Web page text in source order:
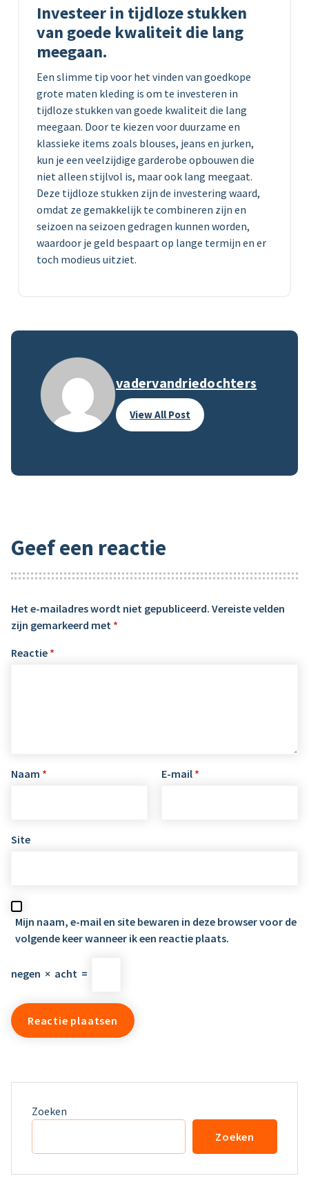
Investeer in tijdloze stukken
van goede kwaliteit die lang
meegaan.
Een slimme tip voor het vinden van goedkope
grote maten kleding is om te investeren in
tijdloze stukken van goede kwaliteit die lang
meegaan. Door te kiezen voor duurzame en
klassieke items zoals blouses, jeans en jurken,
kun je een veelzijdige garderobe opbouwen die
niet alleen stijlvol is, maar ook lang meegaat.
Deze tijdloze stukken zijn de investering waard,
omdat ze gemakkelijk te combineren zijn en
seizoen na seizoen gedragen kunnen worden,
waardoor je geld bespaart op lange termijn en er
toch modieus uitziet.
vadervandriedochters
View All Post
Geef een reactie
Het e-mailadres wordt niet gepubliceerd. Vereiste velden
zijn gemarkeerd met *
Reactie *
Naam * E-mail *
Site
Mijn naam, e-mail en site bewaren in deze browser voor de
volgende keer wanneer ik een reactie plaats.
negen × acht =
Zoeken
Zoeken